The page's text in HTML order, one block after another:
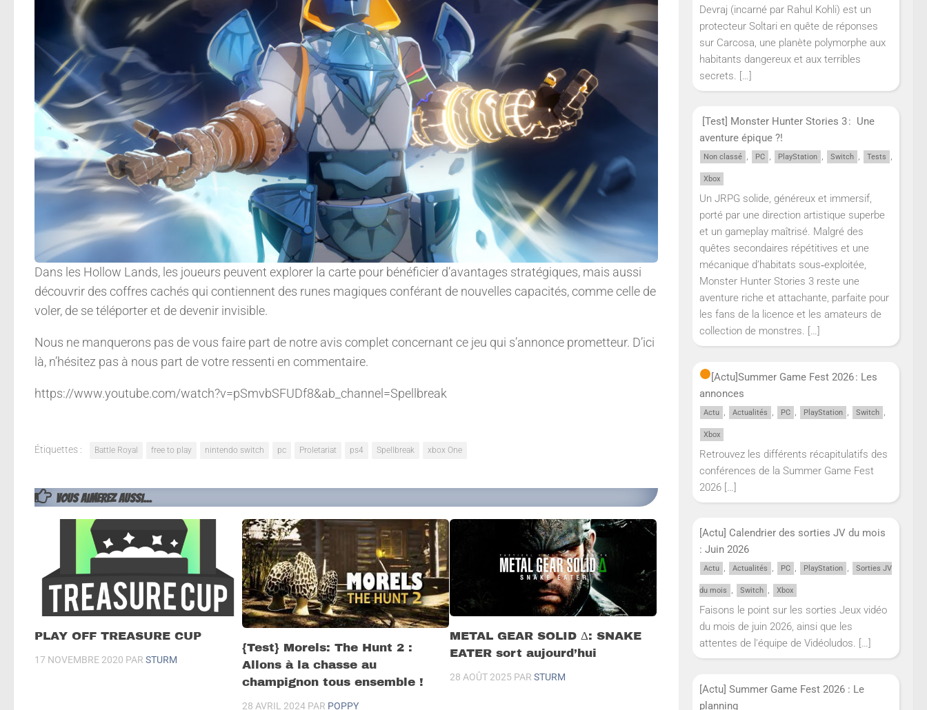
Dans les Hollow Lands, les joueurs peuvent explorer la carte pour bénéficier d’avantages stratégiques, mais aussi
découvrir des coffres cachés qui contiennent des runes magiques conférant de nouvelles capacités, comme celle de
voler, de se téléporter et de devenir invisible.
Nous ne manquerons pas de vous faire part de notre avis complet concernant ce jeu qui s’annonce prometteur. D’ici
là, n’hésitez pas à nous part de votre ressenti en commentaire.
https://www.youtube.com/watch?v=pSmvbSFUDf8&ab_channel=Spellbreak
Étiquettes : Battle Royal free to play nintendo switch pc Proletariat ps4 Spellbreak xbox One
VOUS AIMEREZ AUSSI...
PLAY OFF TREASURE CUP
17 NOVEMBRE 2020 PAR STURM
{Test} Morels: The Hunt 2 :
Allons à la chasse au
champignon tous ensemble !
28 AVRIL 2024 PAR POPPY
METAL GEAR SOLID Δ: SNAKE
EATER sort aujourd’hui
28 AOÛT 2025 PARSTURM
Devraj (incarné par Rahul Kohli) est un
protecteur Soltari en quête de réponses
sur Carcosa, une planète polymorphe aux
habitants dangereux et aux terribles
secrets. […]
[Test] Monster Hunter Stories 3 : Une
aventure épique ?!
Non classé , PC , PlayStation , Switch , Tests ,
Xbox
Un JRPG solide, généreux et immersif,
porté par une direction artistique superbe
et un gameplay maîtrisé. Malgré des
quêtes secondaires répétitives et une
mécanique d’habitats sous‑exploitée,
Monster Hunter Stories 3 reste une
aventure riche et attachante, parfaite pour
les fans de la licence et les amateurs de
collection de monstres. […]
[Actu]Summer Game Fest 2026 : Les
annonces
Actu , Actualités , PC , PlayStation , Switch ,
Xbox
Retrouvez les différents récapitulatifs des
conférences de la Summer Game Fest
2026 […]
[Actu] Calendrier des sorties JV du mois
: Juin 2026
Actu , Actualités , PC , PlayStation , Sorties JV
du mois , Switch , Xbox
Faisons le point sur les sorties Jeux vidéo
du mois de juin 2026, ainsi que les
attentes de l'équipe de Vidéoludos. […]
[Actu] Summer Game Fest 2026 : Le
planning